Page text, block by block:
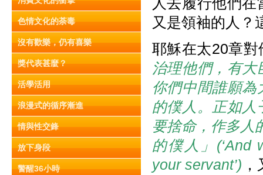
色情文化的荼毒
沒有歡樂，仍有喜樂
獎代表甚麼？
活學活用
浪漫式的循序漸進
情與性交鋒
放下身段
警醒36小時
又是領袖的人？
耶穌在太20章
治理他們，有
你們中間誰願
的僕人。正如
要捨命，作多人
的僕人」(‘And
your servant’)